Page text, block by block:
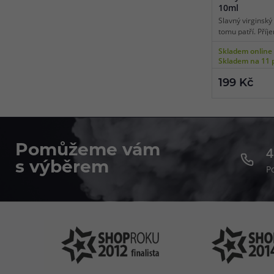
10ml
Slavný
tomu patří.
kterou se
unášet
populární
celý den.
Skladem online
Skladem na 11
199 Kč
Pomůžeme vám
s výběrem